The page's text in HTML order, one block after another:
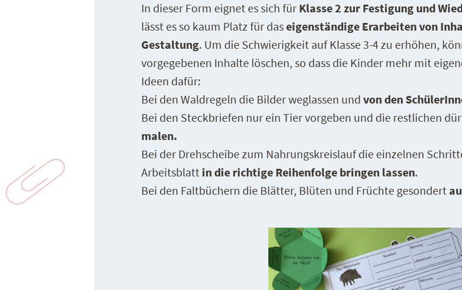
In dieser Form eignet es sich für Klasse 2 zur Festigung und
lässt es so kaum Platz für daseigenständige Erarbeiten von
Gestaltung. Um die Schwierigkeit auf Klasse 3-4 zu erhöhen,
vorgegebenen Inhalte löschen, so dass die Kinder mehr mit
Ideen dafür:
Bei den Waldregeln die Bilder weglassen und von den
Bei den Steckbriefen nur ein Tier vorgeben und die restlichen
malen.
Bei der Drehscheibe zum Nahrungskreislauf die einzelnen
Arbeitsblatt in die richtige Reihenfolge bringen lassen.
Bei den Faltbüchern die Blätter, Blüten und Früchte gesondert